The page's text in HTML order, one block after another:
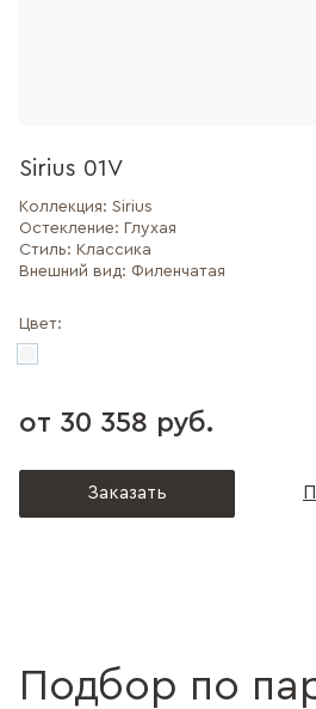
Sirius 01V
Коллекция: Sirius
Остекление: Глухая
Стиль: Классика
Внешний вид: Филенчатая
Цвет:
от 30 358 руб.
Заказать
Подбор по